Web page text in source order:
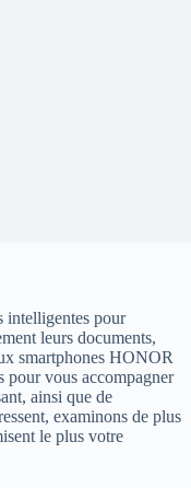
intelligentes pour
leurs documents,
smartphones HONOR
pour vous accompagner
ainsi que de
examinons de plus
le plus votre